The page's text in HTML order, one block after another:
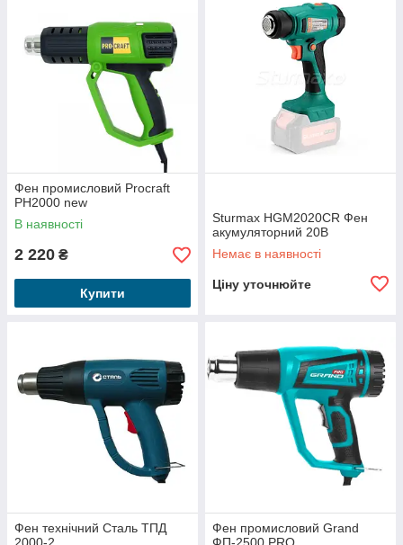
Фен промисловий Procraft
PH2000 new
В наявності
2 220 ₴
Купити
Sturmax HGM2020CR Фен
акумуляторний 20В
Немає в наявності
Ціну уточнюйте
Фен технічний Сталь ТПД
Фен промисловий Grand